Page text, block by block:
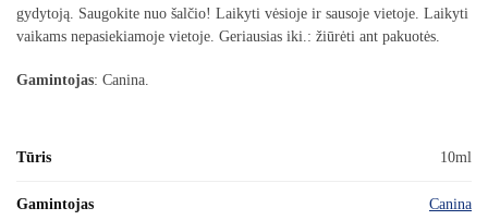
gydytoją. Saugokite nuo šalčio! Laikyti vėsioje ir sausoje vietoje. Laikyti
vaikams nepasiekiamoje vietoje. Geriausias iki.: žiūrėti ant pakuotės.
Gamintojas: Canina.
Tūris 10ml
Gamintojas Canina